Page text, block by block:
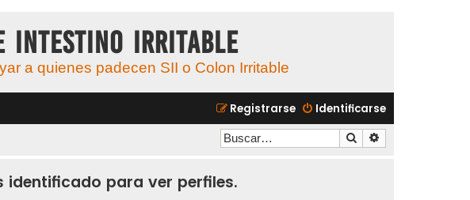
Intestino Irritable
a quienes padecen SII o Colon Irritable
Identificarse
Registrarse
Buscar
identificado para ver perfiles.